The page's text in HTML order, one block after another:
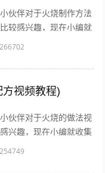
伙伴对于火烧制作方法
较感兴趣，现在小编就
烧的制作方法和视频相
266702
视频教程)
伙伴对于火烧的做法视
兴趣，现在小编就收集
和配方视频教程相关的
254749